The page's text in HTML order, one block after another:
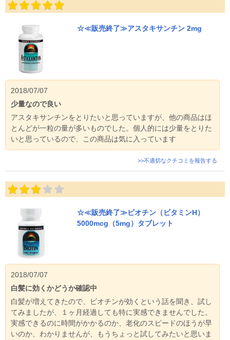
☆≪販売終了≫アスタキサンチン 2mg
2018/07/07
少量なので良い
アスタキサンチンをとりたいと思っていますが、他の商品はほ
とんどが一粒の量が多いものでした。個人的には少量をとりた
いと思っているので、この商品は気に入っています
>>不適切なクチコミを報告する
☆≪販売終了≫ビオチン（ビタミンH）
5000mcg（5mg）タブレット
2018/07/07
白髪に効くかどうか確認中
白髪が増えてきたので、ビオチンが効くという話を聞き、試し
てみましたが、１ヶ月経過しても特に実感できませんでした。
実感できるのに時間がかかるのか、老化のスピードのほうが早
いのか、わかりませんが、もうちょっと試してみたいと思いま